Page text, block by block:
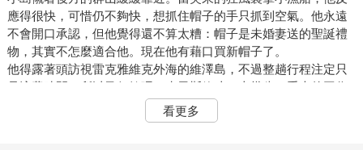
應得很快，可惜仍不夠快，想抓住帽子的手只抓到空氣。他永遠
不會開口承認，但他覺得還不算太糟：帽子是未婚妻送的聖誕禮
物，其實不怎麼適合他。現在他有藉口買新帽子了。
他得露著頭訪視雷克雅維克外海的維澤島，不過整趟行程注定只
是浪費時間，所以又何妨呢？克里斯欽才二十幾歲，重大的工作
通常不會交辦給他，但今天是八月的國定假日週末，他的主管不
看更多